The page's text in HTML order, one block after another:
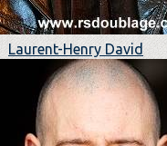
Laurent-Henry David